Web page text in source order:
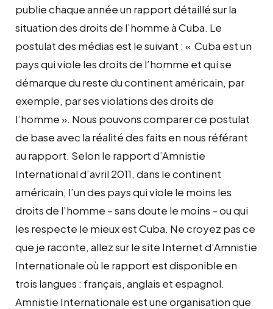
publie chaque année un rapport détaillé sur la
situation des droits de l’homme à Cuba. Le
postulat des médias est le suivant : « Cuba est un
pays qui viole les droits de l’homme et qui se
démarque du reste du continent américain, par
exemple, par ses violations des droits de
l’homme ». Nous pouvons comparer ce postulat
de base avec la réalité des faits en nous référant
au rapport. Selon le rapport d’Amnistie
International d’avril 2011, dans le continent
américain, l’un des pays qui viole le moins les
droits de l’homme – sans doute le moins – ou qui
les respecte le mieux est Cuba. Ne croyez pas ce
que je raconte, allez sur le site Internet d’Amnistie
Internationale où le rapport est disponible en
trois langues : français, anglais et espagnol.
Amnistie Internationale est une organisation que